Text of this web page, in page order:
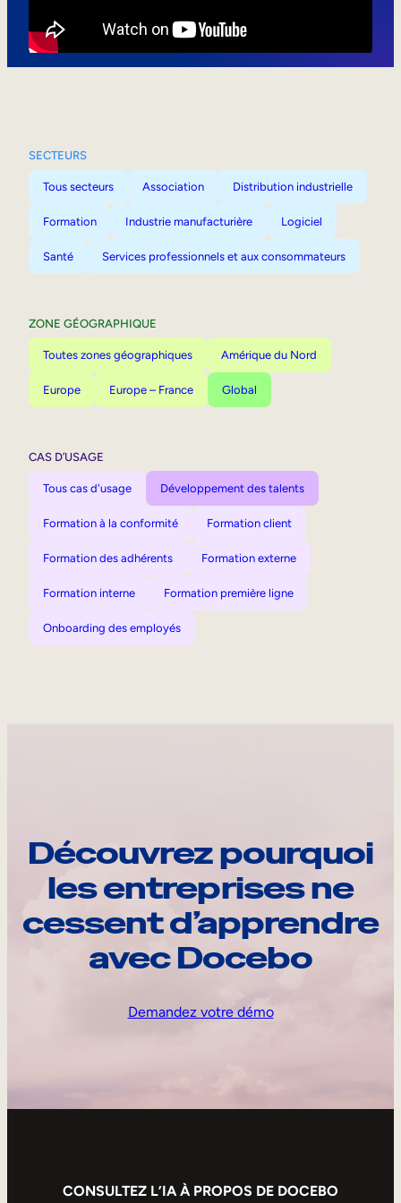
SECTEURS
Tous secteurs Association Distribution industrielle
Formation Industrie manufacturière Logiciel
Santé Services professionnels et aux consommateurs
ZONE GÉOGRAPHIQUE
Toutes zones géographiques Amérique du Nord
Europe Europe – France Global
CAS D’USAGE
Tous cas d'usage Développement des talents
Formation à la conformité Formation client
Formation des adhérents Formation externe
Formation interne Formation première ligne
Onboarding des employés
Découvrez pourquoi
les entreprises ne
cessent d’apprendre
avec Docebo
Demandez votre démo
CONSULTEZ L’IA À PROPOS DE DOCEBO